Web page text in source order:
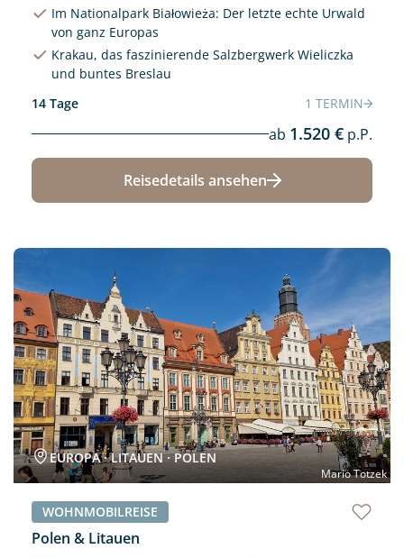
Im Nationalpark Białowieża: Der letzte echte Urwald
von ganz Europas
Krakau, das faszinierende Salzbergwerk Wieliczka
und buntes Breslau
14 Tage
1 TERMIN
ab 1.520 € p.P.
Reisedetails ansehen
Mario Totzek
EUROPA · LITAUEN · POLEN
WOHNMOBILREISE
Polen & Litauen